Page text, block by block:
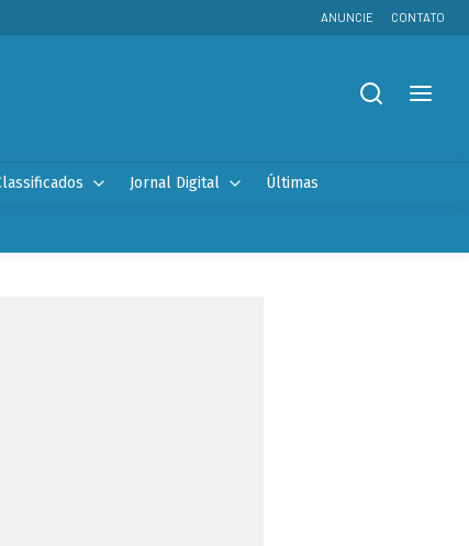
ANUNCIE CONTATO
Jornal Digital Últimas